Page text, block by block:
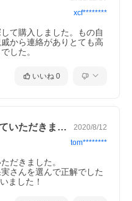
xcf********
て購入しました。もの自
から連絡がありとても高
した。
いいね 0
こちらの要望に快く対応していただきまし… 2020/8/12
tom********
だきました。
さんを選んで正解でした
ました！